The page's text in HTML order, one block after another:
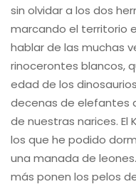
sin olvidar a los dos
marcando el territorio
hablar de las muchas
rinocerontes blancos,
edad de los
decenas de elefantes
de nuestras narices. El
los que he podido
una manada de
más ponen los pelos